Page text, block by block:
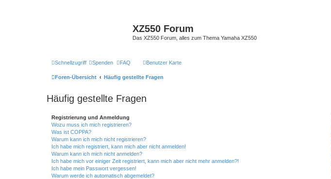
XZ550 Forum
Das XZ550 Forum, alles zum Thema Yamaha XZ550
Schnellzugriff Spenden FAQ Benutzer Karte
Foren-Übersicht Häufig gestellte Fragen
Häufig gestellte Fragen
Registrierung und Anmeldung
Wozu muss ich mich registrieren?
Was ist COPPA?
Warum kann ich mich nicht registrieren?
Ich habe mich registriert, kann mich aber nicht anmelden!
Warum kann ich mich nicht anmelden?
Ich habe mich vor einiger Zeit registriert, kann mich aber nicht mehr anmelden?!
Ich habe mein Passwort vergessen!
Warum werde ich automatisch abgemeldet?